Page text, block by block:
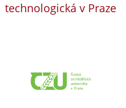
technologická v Praze